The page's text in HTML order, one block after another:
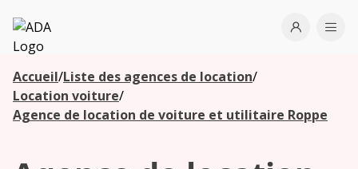
ADA
Open
Accueil/Liste des agences de location/
Location voiture/
Agence de location de voiture et utilitaire Roppe
Les
agences à
proximité